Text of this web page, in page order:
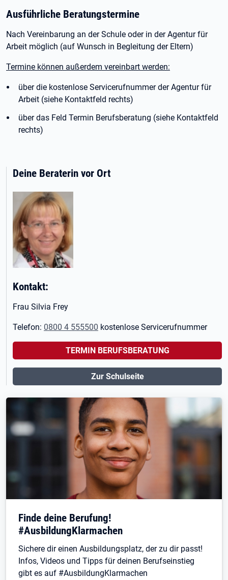
Ausführliche Beratungstermine
Nach Vereinbarung an der Schule oder in der Agentur für
Arbeit möglich (auf Wunsch in Begleitung der Eltern)
Termine können außerdem vereinbart werden:
über die kostenlose Servicerufnummer der Agentur für
Arbeit (siehe Kontaktfeld rechts)
über das Feld Termin Berufsberatung (siehe Kontaktfeld
rechts)
Deine Beraterin vor Ort
Kontakt:
Frau Silvia Frey
Telefon: 0800 4 555500 kostenlose Servicerufnummer
TERMIN BERUFSBERATUNG
Zur Schulseite
Finde deine Berufung!
#AusbildungKlarmachen
Sichere dir einen Ausbildungsplatz, der zu dir passt!
Infos, Videos und Tipps für deinen Berufseinstieg
gibt es auf #AusbildungKlarmachen